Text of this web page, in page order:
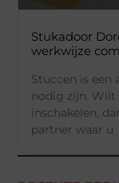
Stukadoor
werkwijze
Stuccen is een
nodig zijn. Wilt
inschakelen,
partner waar u